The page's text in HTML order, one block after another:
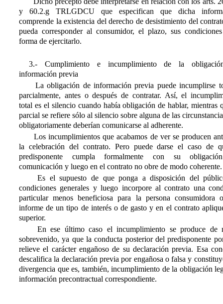
y 60.2.g TRLGDCU que especifican que dicha
comprende la existencia del derecho de desistimiento del
pueda corresponder al consumidor, el plazo, sus
forma de ejercitarlo.
3.- Cumplimiento e incumplimiento de la
información previa
La obligación de información previa puede incumplirse
parcialmente, antes o después de contratar. Así, el
total es el silencio cuando había obligación de hablar, mientras
parcial se refiere sólo al silencio sobre alguna de las
obligatoriamente deberían comunicarse al adherente.
Los incumplimientos que acabamos de ver se producen
la celebración del contrato. Pero puede darse el caso de
predisponente cumpla formalmente con su
comunicación y luego en el contrato no obre de modo coherente.
Es el supuesto de que ponga a disposición del
condiciones generales y luego incorpore al contrato una
particular menos beneficiosa para la persona consumidora
informe de un tipo de interés o de gasto y en el contrato
superior.
En ese último caso el incumplimiento se produce de
sobrevenido, ya que la conducta posterior del predisponente
relieve el carácter engañoso de su declaración previa. Esa
descalifica la declaración previa por engañosa o falsa y
divergencia que es, también, incumplimiento de la obligación
información precontractual correspondiente.